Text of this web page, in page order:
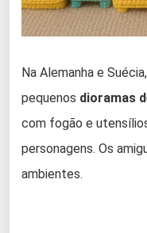
Na Alemanha e
pequenos dioramas
com fogão e
personagens. Os
ambientes.